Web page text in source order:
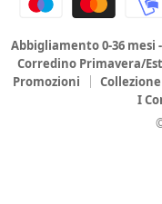
Abbigliamento 0-36 mesi
Corredino Primavera/
Promozioni
I